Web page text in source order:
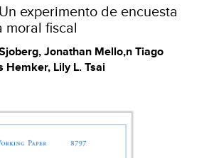
experimento de encuesta
moral fiscal
Jonathan Mello,n Tiago
Hemker, Lily L. Tsai